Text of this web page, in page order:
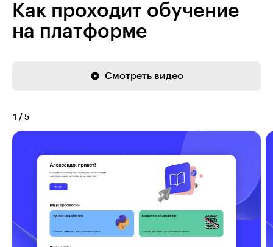
Как проходит обучение
на платформе
Смотреть видео
1 / 5